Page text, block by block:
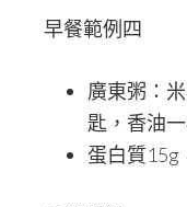
早餐範例四
廣東粥：
匙，香油
蛋白質15g